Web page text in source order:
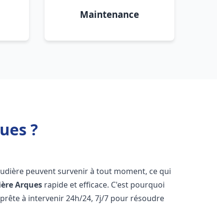
Maintenance
?
peuvent survenir à tout moment, ce qui
Arques rapide et efficace. C'est pourquoi
à intervenir 24h/24, 7j/7 pour résoudre